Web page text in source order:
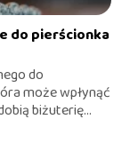
do pierścionka
do
może wpłynąć
biżuterię...